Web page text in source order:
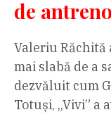
de
Valeriu Răchită
mai slabă de a
dezvăluit cum
Totuși, „Vivi” a